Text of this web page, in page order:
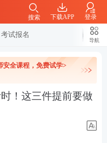
下载APP 登录
搜索
考试报名
导航
安全课程，免费试学>
！这三件提前要做